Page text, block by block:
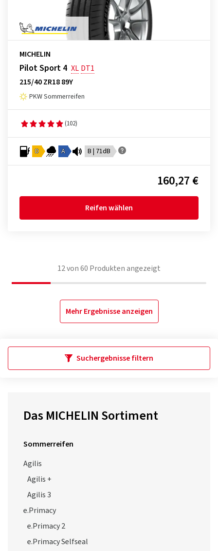
MICHELIN
Pilot Sport 4 XL DT1
215/40 ZR18 89Y
PKW Sommerreifen
(102)
D A B | 71dB
160,27 €
Reifen wählen
12von60 Produkten angezeigt
Mehr Ergebnisse anzeigen
Suchergebnisse filtern
Das MICHELIN Sortiment
Sommerreifen
Agilis
Agilis +
Agilis 3
e.Primacy
e.Primacy 2
e.Primacy Selfseal